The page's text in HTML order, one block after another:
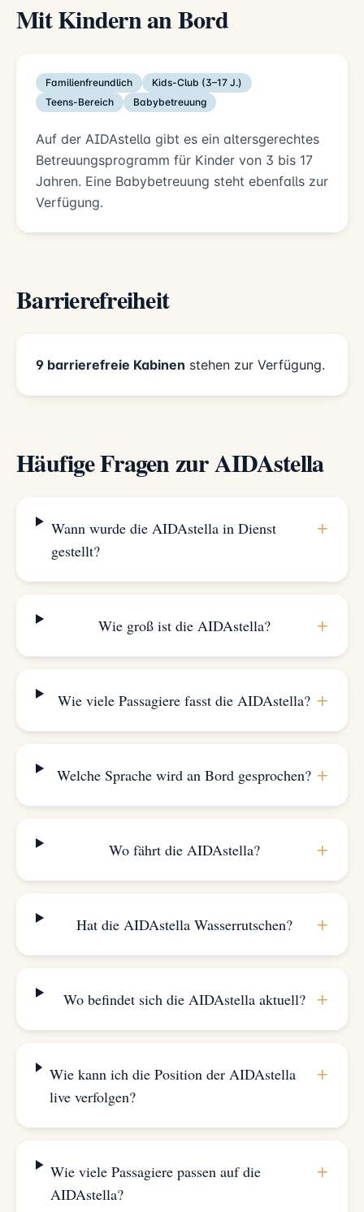
Mit Kindern an Bord
Familienfreundlich
Kids-Club (3–17 J.)
Teens-Bereich
Babybetreuung
Auf der AIDAstella gibt es ein altersgerechtes
Betreuungsprogramm für Kinder von 3 bis 17
Jahren. Eine Babybetreuung steht ebenfalls zur
Verfügung.
Barrierefreiheit
9 barrierefreie Kabinen stehen zur Verfügung.
Häufige Fragen zur AIDAstella
Wann wurde die AIDAstella in Dienst
gestellt?
+
Wie groß ist die AIDAstella? +
Wie viele Passagiere fasst die AIDAstella? +
Welche Sprache wird an Bord gesprochen? +
Wo fährt die AIDAstella? +
Hat die AIDAstella Wasserrutschen? +
Wo befindet sich die AIDAstella aktuell? +
Wie kann ich die Position der AIDAstella
live verfolgen?
+
Wie viele Passagiere passen auf die
AIDAstella?
+